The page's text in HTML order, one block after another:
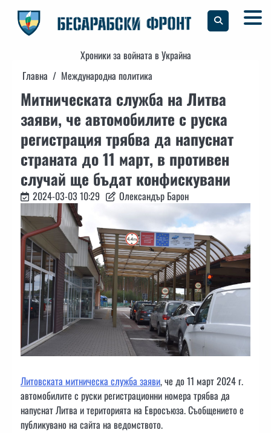
content
Хроники за войната в Украйна
Главна
Международна политика
Митническата служба на Литва
заяви, че автомобилите с руска
регистрация трябва да напуснат
страната до 11 март, в противен
случай ще бъдат конфискувани
2024-03-03 10:29 Олександър Барон
Литовската митническа служба заяви, че до 11 март 2024 г.
автомобилите с руски регистрационни номера трябва да
напуснат Литва и територията на Евросъюза. Съобщението е
публикувано на сайта на ведомството.